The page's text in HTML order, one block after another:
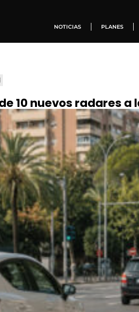
NOTICIAS PLANES
10 nuevos radares a